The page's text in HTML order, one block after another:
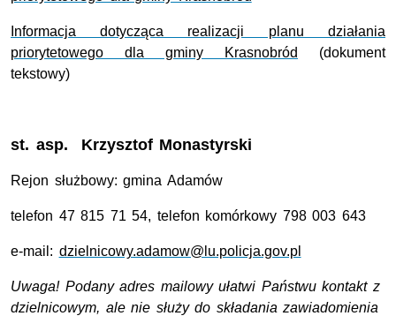
Informacja dotycząca realizacji planu działania
priorytetowego dla gminy Krasnobród
(dokument
tekstowy)
st. asp. Krzysztof Monastyrski
Rejon służbowy: gmina Adamów
telefon 47 815 71 54, telefon komórkowy 798 003 643
e-mail: dzielnicowy.adamow@lu.policja.gov.pl
Uwaga! Podany adres mailowy ułatwi Państwu kontakt z
dzielnicowym, ale nie służy do składania zawiadomienia